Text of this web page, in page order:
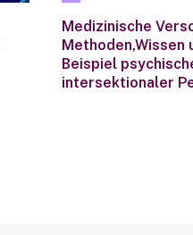
Medizinische
Methoden,Wissen
Beispiel
intersektionaler